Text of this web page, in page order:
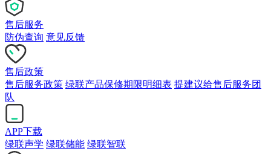
售后服务
防伪查询 意见反馈
售后政策
售后服务政策 绿联产品保修期限明细表 提建议给售后服务团
队
APP下载
绿联声学 绿联储能 绿联智联